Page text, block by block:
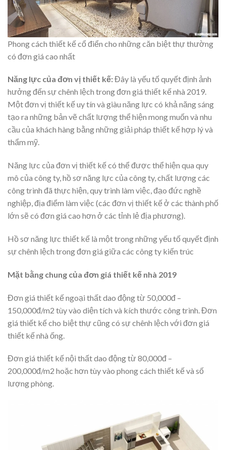
Phong cách thiết kế cổ điển cho những căn biệt thự thường
có đơn giá cao nhất
Năng lực của đơn vị thiết kế:Đây là yếu tố quyết định ảnh
hưởng đến sự chênh lệch trong đơn giá thiết kế nhà 2019.
Một đơn vị thiết kế uy tín và giàu năng lực có khả năng sáng
tạo ra những bản vẽ chất lượng thể hiện mong muốn và nhu
cầu của khách hàng bằng những giải pháp thiết kế hợp lý và
thẩm mỹ.
Năng lực của đơn vị thiết kế có thể được thể hiện qua quy
mô của công ty, hồ sơ năng lực của công ty, chất lượng các
công trình đã thực hiện, quy trình làm việc, đạo đức nghề
nghiệp, địa điểm làm việc (các đơn vị thiết kế ở các thành phố
lớn sẽ có đơn giá cao hơn ở các tỉnh lẻ địa phương).
Hồ sơ năng lực thiết kế là một trong những yếu tố quyết định
sự chênh lệch trong đơn giá giữa các công ty kiến trúc
Mặt bằng chung của đơn giá thiết kế nhà 2019
Đơn giá thiết kế ngoại thất dao động từ 50,000đ –
150,000đ/m2 tùy vào diện tích và kích thước công trình. Đơn
giá thiết kế cho biệt thự cũng có sự chênh lệch với đơn giá
thiết kế nhà ống.
Đơn giá thiết kế nội thất dao động từ 80,000đ –
200,000đ/m2 hoặc hơn tùy vào phong cách thiết kế và số
lượng phòng.